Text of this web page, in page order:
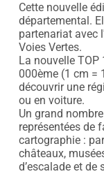
Cette nouvelle
départemental.
partenariat avec
Voies Vertes.
La nouvelle TOP
000ème (1 cm =
découvrir une
ou en voiture.
Un grand
représentées de
cartographie :
châteaux,
d’escalade et de